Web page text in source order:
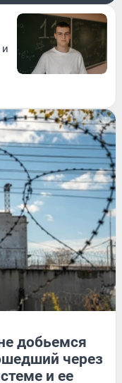
добьемся
через
и ее